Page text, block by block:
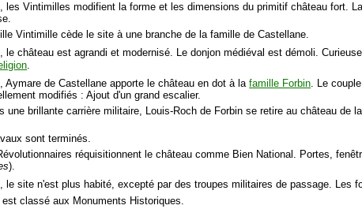
les Vintimilles modifient la forme et les dimensions du primitif château fort.
Vintimille cède le site à une branche de la famille de Castellane.
le château est agrandi et modernisé. Le donjon médiéval est démoli.
Aymare de Castellane apporte le château en dot à lafamille Forbin. Le
modifiés : Ajout d'un grand escalier.
une brillante carrière militaire, Louis-Roch de Forbin se retire au château de
sont terminés.
réquisitionnent le château comme Bien National. Portes,
).
le site n'est plus habité, excepté par des troupes militaires de passage. Les
classé aux Monuments Historiques.